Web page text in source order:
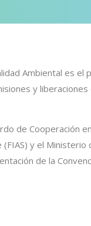
Ambiental es el
y
de Cooperación
y el Ministerio
de la